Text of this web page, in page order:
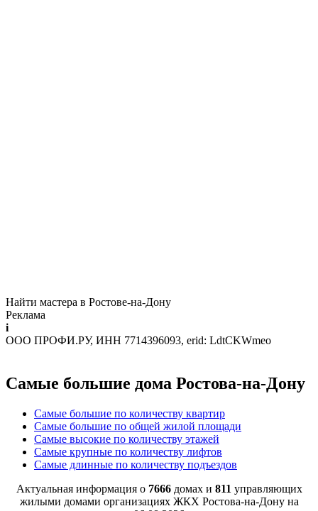
Найти мастера в Ростове-на-Дону
Реклама
i
ООО ПРОФИ.РУ, ИНН 7714396093, erid: LdtCKWmeo
Самые большие дома Ростова-на-Дону
Самые большие по количеству квартир
Самые большие по общей жилой площади
Самые высокие по количеству этажей
Самые крупные по количеству лифтов
Самые длинные по количеству подъездов
Актуальная информация о 7666 домах и 811 управляющих
жилыми домами организациях ЖКХ Ростова-на-Дону на